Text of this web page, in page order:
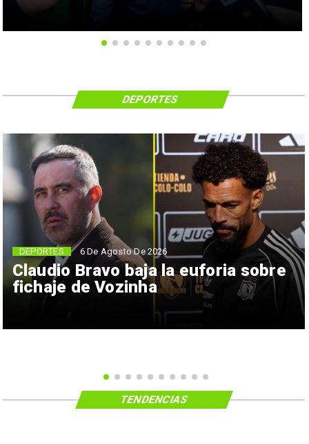
Claudio Bravo baja la euforia sobre
fichaje de Vozinha
DEPORTES 6 De Agosto De 2026
DEPORTES
TENDENCIAS